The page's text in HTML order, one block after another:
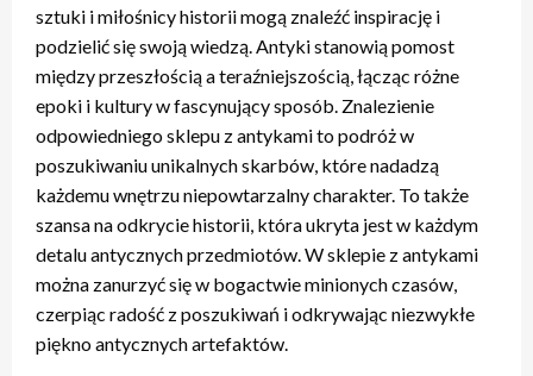
sztuki i miłośnicy historii mogą znaleźć inspirację i
podzielić się swoją wiedzą. Antyki stanowią pomost
między przeszłością a teraźniejszością, łącząc różne
epoki i kultury w fascynujący sposób. Znalezienie
odpowiedniego sklepu z antykami to podróż w
poszukiwaniu unikalnych skarbów, które nadadzą
każdemu wnętrzu niepowtarzalny charakter. To także
szansa na odkrycie historii, która ukryta jest w każdym
detalu antycznych przedmiotów. W sklepie z antykami
można zanurzyć się w bogactwie minionych czasów,
czerpiąc radość z poszukiwań i odkrywając niezwykłe
piękno antycznych artefaktów.